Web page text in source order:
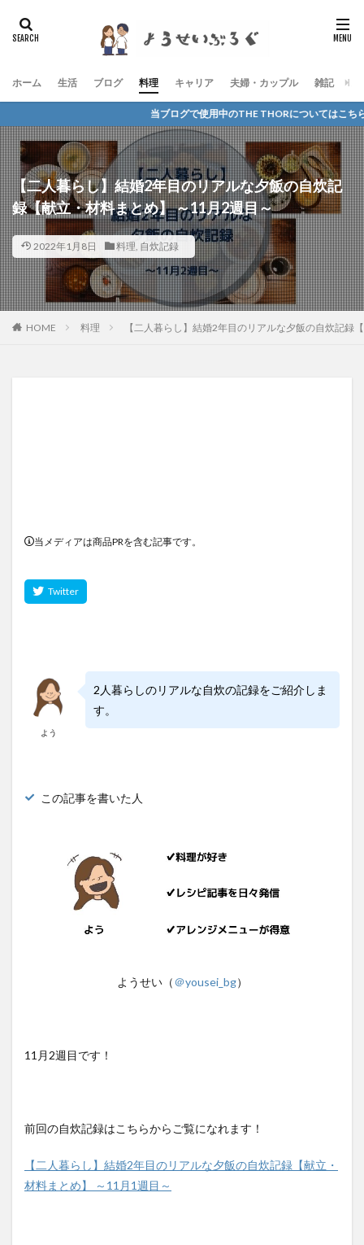
ホーム 生活 ブログ 料理 キャリア 夫婦・カップル 雑記
当ブログで使用中のTHE THORについてはこちらから＞＞
【二人暮らし】結婚2年目のリアルな夕飯の自炊記
録【献立・材料まとめ】 ～11月2週目～
2022年1月8日 料理, 自炊記録
HOME 料理 【二人暮らし】結婚2年目のリアルな夕飯の自炊記録
当メディアは商品PRを含む記事です。
よう
2人暮らしのリアルな自炊の記録をご紹介しま
す。
この記事を書いた人
ようせい（ ＠yousei_bg）
11月2週目です！
前回の自炊記録はこちらからご覧になれます！
【二人暮らし】結婚2年目のリアルな夕飯の自炊記録【献立・
材料まとめ】 ～11月1週目～